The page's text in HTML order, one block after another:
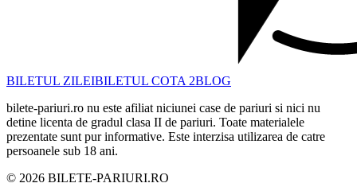
BILETUL ZILEIBILETUL COTA 2BLOG
bilete-pariuri.ro nu este afiliat niciunei case de pariuri si nici nu
detine licenta de gradul clasa II de pariuri. Toate materialele
prezentate sunt pur informative. Este interzisa utilizarea de catre
persoanele sub 18 ani.
© 2026 BILETE-PARIURI.RO